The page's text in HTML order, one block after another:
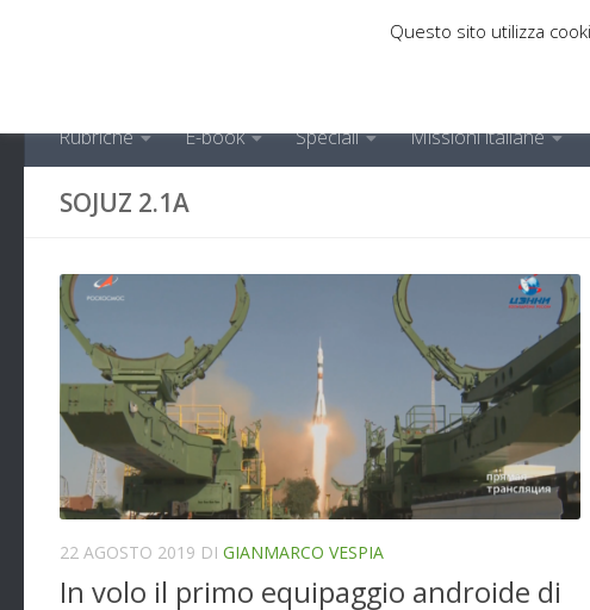
Rubriche E-book Speciali Missioni italiane
SOJUZ 2.1A
22 AGOSTO 2019 DI GIANMARCO VESPIA
In volo il primo equipaggio androide di
Questo sito utilizza